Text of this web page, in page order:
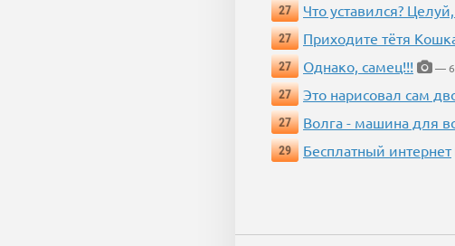
27
Что уставился?
27
Приходите тётя
27
Однако, самец!!!
— 6
27
Это нарисовал сам
27
Волга - машина для
29
Бесплатный интернет